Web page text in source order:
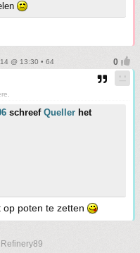
@ 13:30 • 64
schreef Queller het
op poten te zetten